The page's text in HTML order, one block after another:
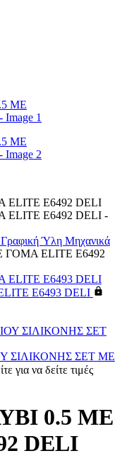
Γραφική Ύλη Μηχανικά
ELITE E6492
E6493 DELI
ΣΙΛΙΚΟΝΗΣ ΣΕΤ ΜΕ
για να δείτε τιμές
0.5 ΜΕ
DELI